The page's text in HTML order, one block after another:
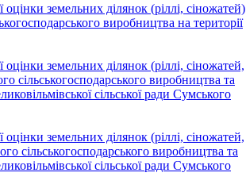
земельних ділянок (ріллі, сіножатей)
виробництва на території
земельних ділянок (ріллі, сіножатей,
сільськогосподарського виробництва та
сільської ради Сумського
земельних ділянок (ріллі, сіножатей,
сільськогосподарського виробництва та
сільської ради Сумського